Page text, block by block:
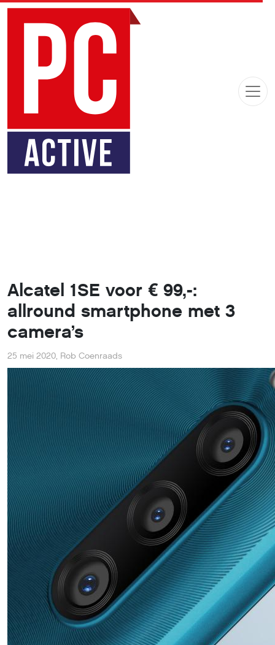
Alcatel 1SE voor € 99,-:
allround smartphone met 3
camera’s
25 mei 2020, Rob Coenraads